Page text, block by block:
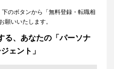
のボタンから「無料登録・転職相
願いいたします。
る、あなたの「パーソナ
ェント」